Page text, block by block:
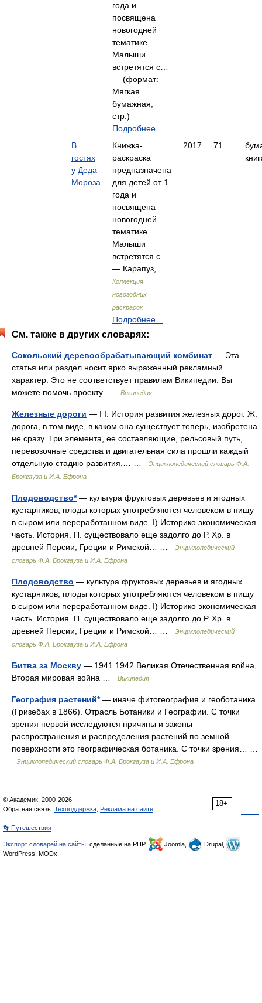
года и
посвящена
новогодней
тематике.
Малыши
встретятся с…
— (формат:
Мягкая
бумажная,
стр.)
Подробнее...
В
гостях
у Деда
Мороза
Книжка-
раскраска
предназначена
для детей от 1
года и
посвящена
новогодней
тематике.
Малыши
встретятся с…
— Карапуз,
Коллекция
новогодних
раскрасок
Подробнее...
2017 71
См. также в других словарях:
Сокольский деревообрабатывающий комбинат — Эта
статья или раздел носит ярко выраженный рекламный
характер. Это не соответствует правилам Википедии. Вы
можете помочь проекту …
Википедия
Железные дороги — I I. История развития железных дорог. Ж.
дорога, в том виде, в каком она существует теперь, изобретена
не сразу. Три элемента, ее составляющие, рельсовый путь,
перевозочные средства и двигательная сила прошли каждый
отдельную стадию развития,… …
Энциклопедический словарь Ф.А.
Брокгауза и И.А. Ефрона
Плодоводство*— культура фруктовых деревьев и ягодных
кустарников, плоды которых употребляются человеком в пищу
в сыром или переработанном виде. I) Историко экономическая
часть. История. П. существовало еще задолго до Р. Хр. в
древней Персии, Греции и Римской… …
Энциклопедический
словарь Ф.А. Брокгауза и И.А. Ефрона
Плодоводство — культура фруктовых деревьев и ягодных
кустарников, плоды которых употребляются человеком в пищу
в сыром или переработанном виде. I) Историко экономическая
часть. История. П. существовало еще задолго до Р. Хр. в
древней Персии, Греции и Римской… …
Энциклопедический
словарь Ф.А. Брокгауза и И.А. Ефрона
Битва за Москву — 1941 1942 Великая Отечественная война,
Вторая мировая война …
Википедия
География растений*— иначе фитогеография и геоботаника
(Гризебах в 1866). Отрасль Ботаники и Географии. С точки
зрения первой исследуются причины и законы
распространения и распределения растений по земной
поверхности это географическая ботаника. С точки зрения… …
Энциклопедический словарь Ф.А. Брокгауза и И.А. Ефрона
18+
© Академик, 2000-2026
Обратная связь: Техподдержка Реклама на сайте
👣 Путешествия
Экспорт словарей на сайты , сделанные на PHP, Joomla,
Drupal,
WordPress, MODx.